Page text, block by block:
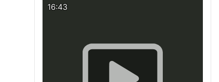
ideologies... but within ourselves?
16:43